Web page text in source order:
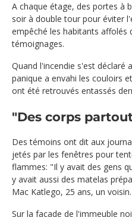
A chaque étage, des portes à
soir à double tour pour éviter
empêché les habitants affolés
témoignages.
Quand l'incendie s'est déclaré
panique a envahi les couloirs
ont été retrouvés entassés
"Des corps
Des témoins ont dit aux
jetés par les fenêtres pour
flammes: "Il y avait des gens
y avait aussi des matelas
Mac Katlego, 25 ans, un voisin.
Sur la façade de l'immeuble